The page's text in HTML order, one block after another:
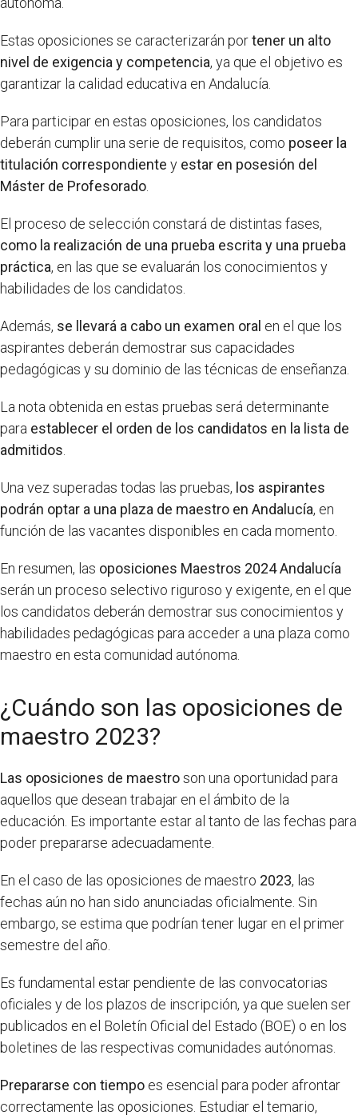
Estas oposiciones se caracterizarán portener un alto
nivel de exigencia y competencia, ya que el objetivo es
garantizar la calidad educativa en Andalucía.
Para participar en estas oposiciones, los candidatos
deberán cumplir una serie de requisitos, como poseer la
titulación correspondiente y estar en posesión del
Máster de Profesorado
El proceso de selección constará de distintas fases,
como la realización de una prueba escrita y una prueba
práctica, en las que se evaluarán los conocimientos y
habilidades de los candidatos.
Además, se llevará a cabo un examen oral en el que los
aspirantes deberán demostrar sus capacidades
pedagógicas y su dominio de las técnicas de enseñanza.
La nota obtenida en estas pruebas será determinante
para establecer el orden de los candidatos en la lista de
admitidos
Una vez superadas todas las pruebas, los aspirantes
podrán optar a una plaza de maestro en Andalucía, en
función de las vacantes disponibles en cada momento.
En resumen, las oposiciones Maestros 2024 Andalucía
serán un proceso selectivo riguroso y exigente, en el que
los candidatos deberán demostrar sus conocimientos y
habilidades pedagógicas para acceder a una plaza como
maestro en esta comunidad autónoma.
¿Cuándo son las oposiciones de
maestro 2023?
Las oposiciones de maestroson una oportunidad para
aquellos que desean trabajar en el ámbito de la
educación. Es importante estar al tanto de las fechas para
poder prepararse adecuadamente.
En el caso de las oposiciones de maestro 2023, las
fechas aún no han sido anunciadas oficialmente. Sin
embargo, se estima que podrían tener lugar en el primer
semestre del año.
Es fundamental estar pendiente de las convocatorias
oficiales y de los plazos de inscripción, ya que suelen ser
publicados en el Boletín Oficial del Estado (BOE) o en los
boletines de las respectivas comunidades autónomas.
Prepararse con tiempo es esencial para poder afrontar
correctamente las oposiciones. Estudiar el temario,